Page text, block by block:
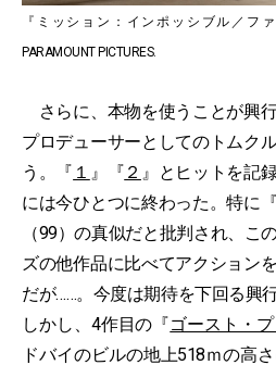
『ミッション：インポッシブル／フ
PARAMOUNT PICTURES.
さらに、本物を使うことが興
プロデューサーとしてのトムク
う。『 １ 』『 ２ 』とヒットを記
には今ひとつに終わった。特に『
（99）の真似だと批判され、こ
ズの他作品に比べてアクション
だが……。今度は期待を下回る興
しかし、4作目の『ゴースト・
ドバイのビルの地上518ｍの高